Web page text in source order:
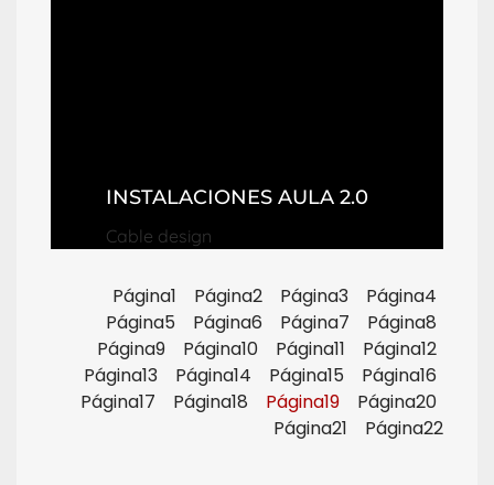
INSTALACIONES AULA 2.0
Cable design
Página1 Página2 Página3 Página4
Página5 Página6 Página7 Página8
Página9 Página10 Página11 Página12
Página13 Página14 Página15 Página16
Página17 Página18 Página19 Página20
Página21 Página22